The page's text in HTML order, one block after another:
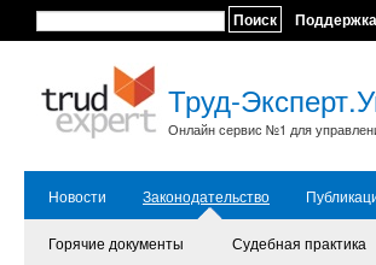
Поиск Поддержка
Труд-
Онлайн сервис №1 для
Новости Законодательство
Горячие документы Судебная практика